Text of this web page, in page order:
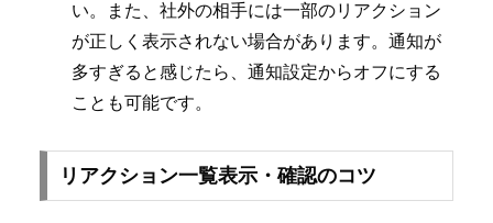
い。また、社外の相手には一部のリアクション
が正しく表示されない場合があります。通知が
多すぎると感じたら、通知設定からオフにする
ことも可能です。
リアクション一覧表示・確認のコツ